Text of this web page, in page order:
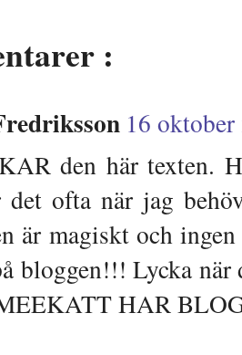
:
16
den här texten.
det ofta när jag
är magiskt och
bloggen!!! Lycka
HAR